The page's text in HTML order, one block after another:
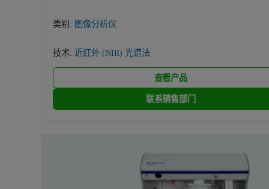
类别: 图像分析仪
技术:近红外 (NIR) 光谱法
查看产品
联系销售部门